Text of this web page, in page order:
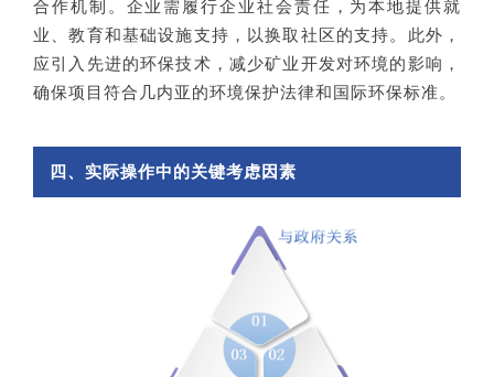
合作机制。企业需履行企业社会责任，为本地提供就
业、教育和基础设施支持，以换取社区的支持。此外，
应引入先进的环保技术，减少矿业开发对环境的影响，
确保项目符合几内亚的环境保护法律和国际环保标准。
四、实际操作中的关键考虑因素